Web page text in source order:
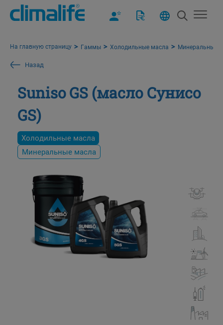
На главную страницу Гаммы Холодильные масла Минеральные
Назад
Suniso GS (масло Сунисо
GS)
Холодильные масла
Минеральные масла